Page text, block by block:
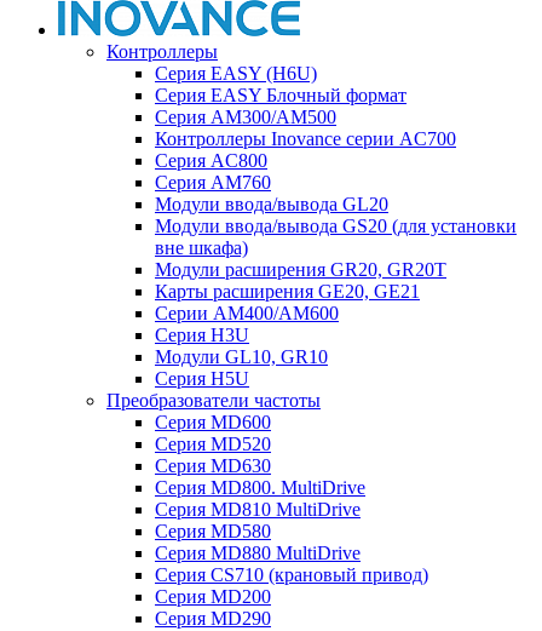
Контроллеры
Серия EASY (H6U)
Серия EASY Блочный формат
Серия AM300/AM500
Контроллеры Inovance серии AC700
Серия AC800
Серия AM760
Модули ввода/вывода GL20
Модули ввода/вывода GS20 (для установки
вне шкафа)
Модули расширения GR20, GR20T
Карты расширения GE20, GE21
Серии AM400/AM600
Серия H3U
Модули GL10, GR10
Серия H5U
Преобразователи частоты
Серия MD600
Серия MD520
Серия MD630
Серия MD800. MultiDrive
Серия MD810 MultiDrive
Серия MD580
Серия MD880 MultiDrive
Серия CS710 (крановый привод)
Серия MD200
Серия MD290